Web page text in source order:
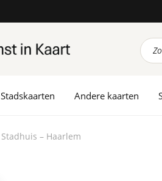
Stadskaarten Andere kaarten
Stadhuis – Haarlem